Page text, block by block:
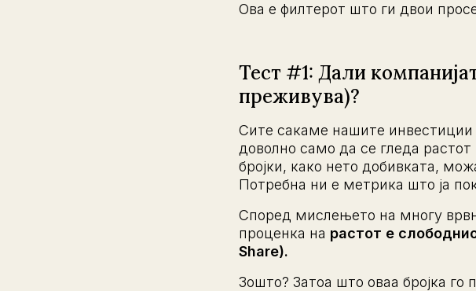
Ова е филтерот што ги двои
Тест #1: Дали
преживува)?
Сите сакаме нашите
доволно само да се гледа
бројки, како нето добивката,
Потребна ни е метрика што ја
Според мислењето на многу
проценка на растот е
Share).
Зошто? Затоа што оваа бројка